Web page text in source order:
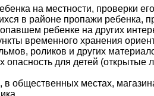
на местности, проверки
в районе пропажи ребенка,
ребенке на других
временного хранения
роликов и других
для детей (открытые
общественных местах,